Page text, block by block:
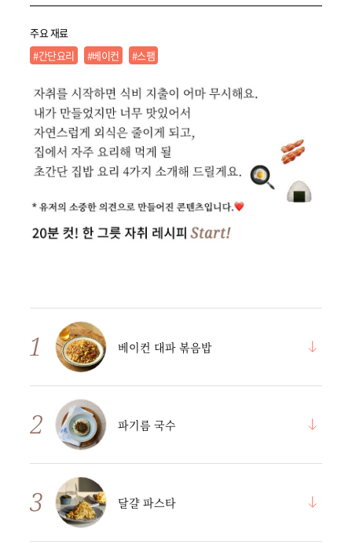
주요 재료
#간단요리
#베이컨 #스팸
베이컨 대파 볶음밥
파기름 국수
달걀 파스타